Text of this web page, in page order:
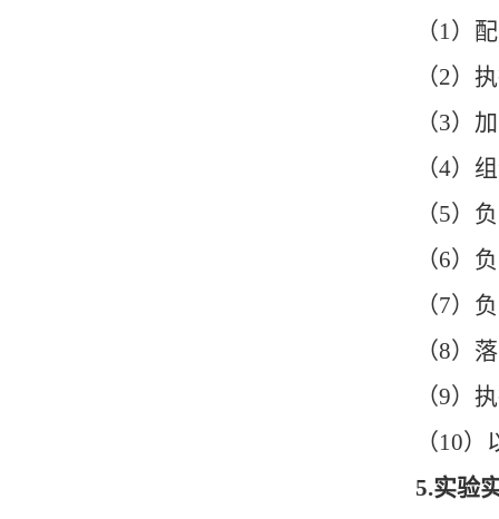
（1）
（2）
（3）
（4）
（5）
（6）
（7）
（8）
（9）
（10）
5.实验